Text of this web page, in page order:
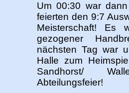
Um 00:30 war
feierten den 9:7
Meisterschaft! Es
gezogener
nächsten Tag war
Halle zum
Sandhorst/
Abteilungsfeier!